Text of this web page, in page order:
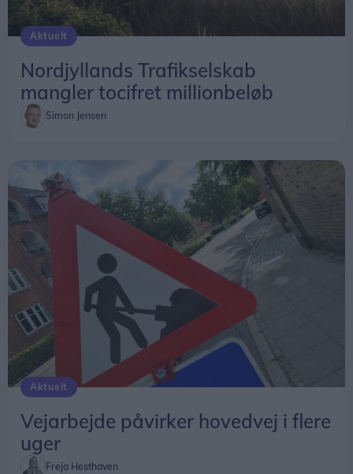
Aktuelt
Nordjyllands Trafikselskab
mangler tocifret millionbeløb
Simon Jensen
Aktuelt
Vejarbejde påvirker hovedvej i flere
uger
Freja Hesthaven